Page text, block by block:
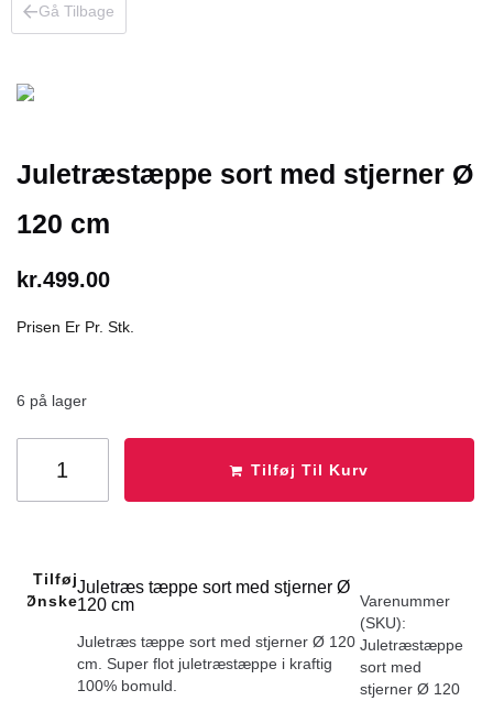
Gå Tilbage
Juletræstæppe sort med stjerner Ø
120 cm
kr.499.00
Prisen Er Pr. Stk.
6 på lager
Tilføj Til Kurv
Tilføj Til
Ønskeliste
Juletræs tæppe sort med stjerner Ø
120 cm
Juletræs tæppe sort med stjerner Ø 120
cm. Super flot juletræstæppe i kraftig
100% bomuld.
Varenummer
(SKU):
Juletræstæppe
sort med
stjerner Ø 120